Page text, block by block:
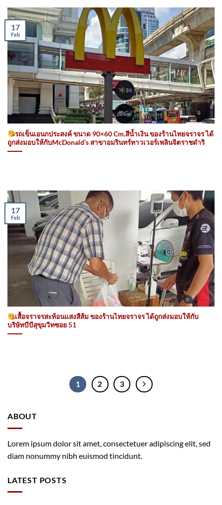
รถเข็นเอนกประสงค์ ขนาด 90×60 Cm.สีน้ำเงิน ของร้านไทยจราจร ได้
ถูกส่งมอบให้กับMcDonald’s สาขาอมรินทร์ทาวเวอร์เพลินจิตราชดำริ
17
Feb
เสื้อจราจรสะท้อนแสงสีส้ม ของร้านไทยจราจร ได้ถูกส่งมอบให้กับ
บริษัทบีบีสุขุมวิทซอย 51
17
Feb
1 2 3
ABOUT
Lorem ipsum dolor sit amet, consectetuer adipiscing elit, sed
diam nonummy nibh euismod tincidunt.
LATEST POSTS